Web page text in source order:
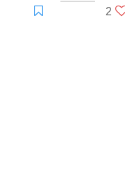
2